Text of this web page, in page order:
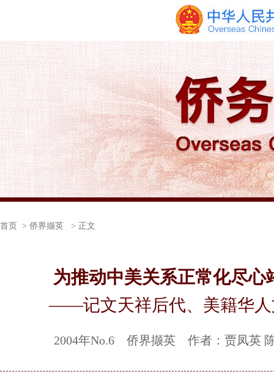
首页 > 侨界撷英 > 正文
为推动中美关系正常化尽心
——记文天祥后代、美籍华人
2004年No.6 侨界撷英 作者：贾凤英